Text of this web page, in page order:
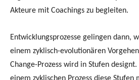
Akteure mit Coachings zu begleiten.
Entwicklungsprozesse gelingen dann,
einem zyklisch-evolutionären
Change-Prozess wird in Stufen